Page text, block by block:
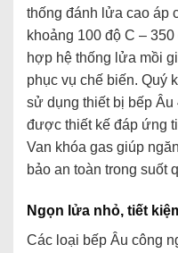
thống đánh lửa cao áp
khoảng 100 độ C –
hợp hệ thống lửa mồi
phục vụ chế biến. Quý
sử dụng thiết bị bếp
được thiết kế đáp ứng
Van khóa gas giúp
bảo an toàn trong suốt
Ngọn lửa nhỏ, tiết
Các loại bếp Âu công